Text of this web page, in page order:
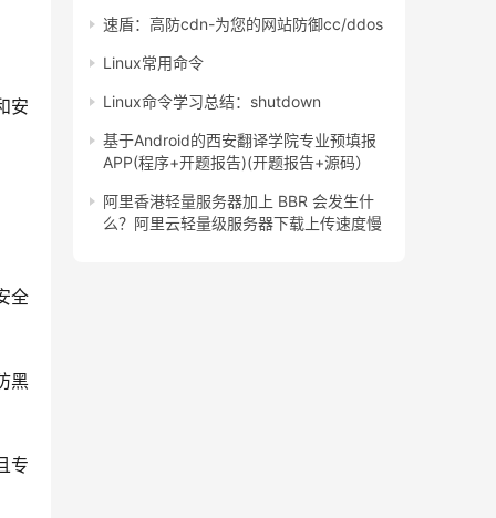
安
全
黑
专
速盾：高防cdn-为您的网站防御cc/ddos
Linux常用命令
Linux命令学习总结：shutdown
基于Android的西安翻译学院专业预填报
APP(程序+开题报告)(开题报告+源码）
阿里香港轻量服务器加上 BBR 会发生什
么？阿里云轻量级服务器下载上传速度慢